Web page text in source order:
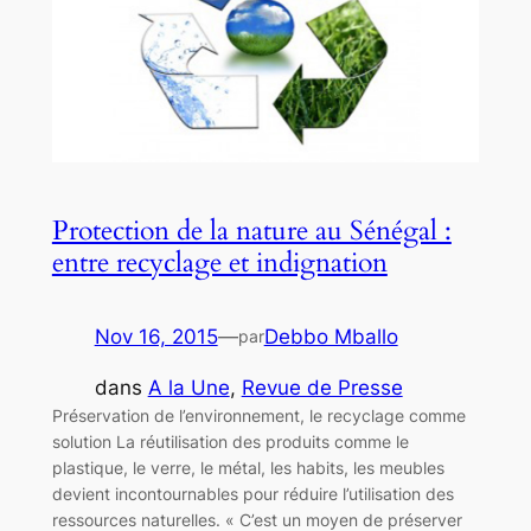
Protection de la nature au Sénégal :
entre recyclage et indignation
Nov 16, 2015—parDebbo Mballo
dans A la Une, Revue de Presse
Préservation de l’environnement, le recyclage comme
solution La réutilisation des produits comme le
plastique, le verre, le métal, les habits, les meubles
devient incontournables pour réduire l’utilisation des
ressources naturelles. « C’est un moyen de préserver